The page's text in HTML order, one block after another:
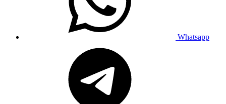
Whatsapp